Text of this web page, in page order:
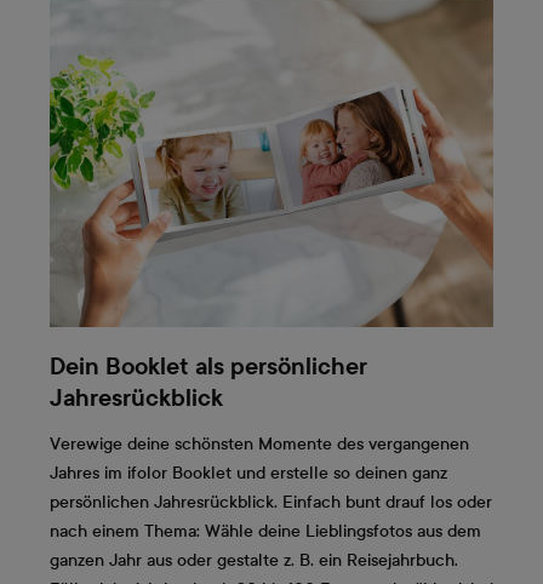
Dein Booklet als persönlicher
Jahresrückblick
Verewige deine schönsten Momente des vergangenen
Jahres im ifolor Booklet und erstelle so deinen ganz
persönlichen Jahresrückblick. Einfach bunt drauf los oder
nach einem Thema: Wähle deine Lieblingsfotos aus dem
ganzen Jahr aus oder gestalte z. B. ein Reisejahrbuch.